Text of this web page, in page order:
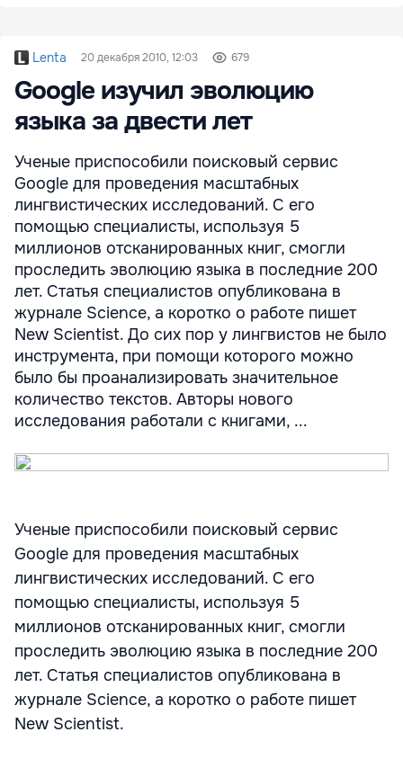
Lenta 20 декабря 2010, 12:03 679
Google изучил эволюцию
языка за двести лет
Ученые приспособили поисковый сервис
Google для проведения масштабных
лингвистических исследований. С его
помощью специалисты, используя 5
миллионов отсканированных книг, смогли
проследить эволюцию языка в последние 200
лет. Статья специалистов опубликована в
журнале Science, а коротко о работе пишет
New Scientist. До сих пор у лингвистов не было
инструмента, при помощи которого можно
было бы проанализировать значительное
количество текстов. Авторы нового
исследования работали с книгами, ...
Ученые приспособили поисковый сервис
Google для проведения масштабных
лингвистических исследований. С его
помощью специалисты, используя 5
миллионов отсканированных книг, смогли
проследить эволюцию языка в последние 200
лет. Статья специалистов опубликована в
журнале Science, а коротко о работе пишет
New Scientist.